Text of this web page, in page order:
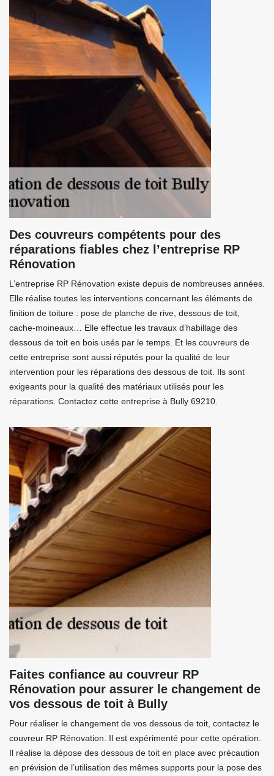
Des couvreurs compétents pour des
réparations fiables chez l’entreprise RP
Rénovation
L’entreprise RP Rénovation existe depuis de nombreuses années.
Elle réalise toutes les interventions concernant les éléments de
finition de toiture : pose de planche de rive, dessous de toit,
cache-moineaux… Elle effectue les travaux d’habillage des
dessous de toit en bois usés par le temps. Et les couvreurs de
cette entreprise sont aussi réputés pour la qualité de leur
intervention pour les réparations des dessous de toit. Ils sont
exigeants pour la qualité des matériaux utilisés pour les
réparations. Contactez cette entreprise à Bully 69210.
Faites confiance au couvreur RP
Rénovation pour assurer le changement de
vos dessous de toit à Bully
Pour réaliser le changement de vos dessous de toit, contactez le
couvreur RP Rénovation. Il est expérimenté pour cette opération.
Il réalise la dépose des dessous de toit en place avec précaution
en prévision de l’utilisation des mêmes supports pour la pose des